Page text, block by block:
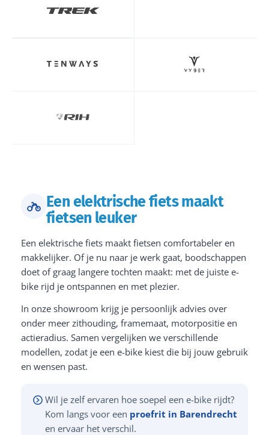
Een elektrische fiets maakt
fietsen leuker
Een elektrische fiets maakt fietsen comfortabeler en
makkelijker. Of je nu naar je werk gaat, boodschappen
doet of graag langere tochten maakt: met de juiste e-
bike rijd je ontspannen en met plezier.
In onze showroom krijg je persoonlijk advies over
onder meer zithouding, framemaat, motorpositie en
actieradius. Samen vergelijken we verschillende
modellen, zodat je een e-bike kiest die bij jouw gebruik
en wensen past.
Wil je zelf ervaren hoe soepel een e-bike rijdt?
Kom langs voor een proefrit in Barendrecht
en ervaar het verschil.